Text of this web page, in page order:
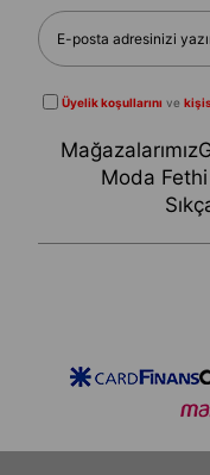
Üyelik koşullarını ve
Mağazalarımız
Moda